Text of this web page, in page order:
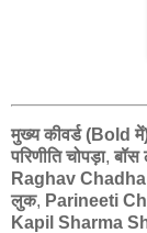
मुख्य कीवर्ड (Bold
परिणीति चोपड़ा,बॉस
Raghav Chadha
लुक, Parineeti
Kapil Sharma